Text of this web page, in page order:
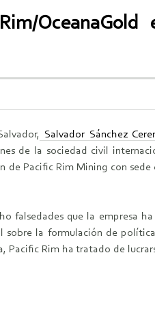
OceanaGold
Salvador Sánchez
de la sociedad civil
Pacific Rim Mining con sede
falsedades que la empresa
la formulación de
Pacific Rim ha tratado de